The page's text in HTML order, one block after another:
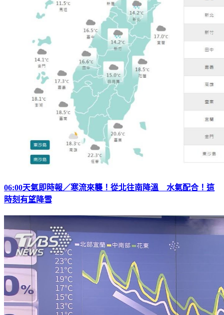
06:00天氣即時報／寒流來襲！從北往南降溫 水氣配合！這
時刻有望降雪